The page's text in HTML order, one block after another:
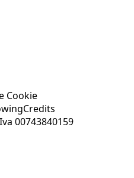
Cookie
Credits
00743840159